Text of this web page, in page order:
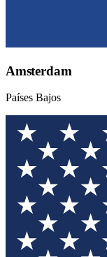
Amsterdam
Países Bajos